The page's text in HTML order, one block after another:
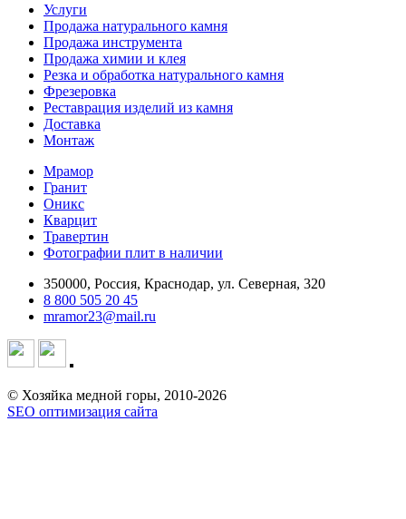
Услуги
Продажа натурального камня
Продажа инструмента
Продажа химии и клея
Резка и обработка натурального камня
Фрезеровка
Реставрация изделий из камня
Доставка
Монтаж
Мрамор
Гранит
Оникс
Кварцит
Травертин
Фотографии плит в наличии
350000, Россия, Краснодар, ул. Северная, 320
8 800 505 20 45
mramor23@mail.ru
© Хозяйка медной горы, 2010-2026
SEO оптимизация сайта